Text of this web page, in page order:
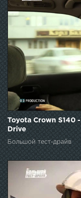
Toyota Crown S140
Drive
Большой тест-драйв